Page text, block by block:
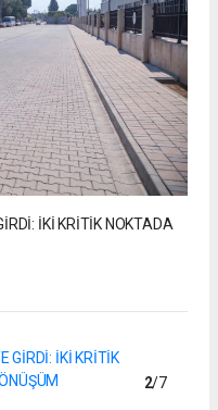
İKİ KRİTİK NOKTADA
2/7